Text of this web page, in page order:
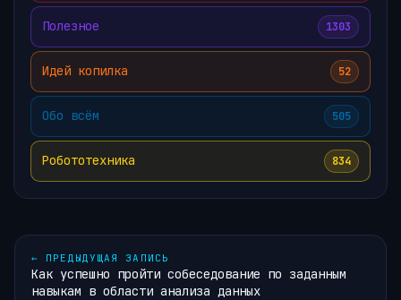
Полезное 1303
Идей копилка 52
Обо всём 505
Робототехника 834
← ПРЕДЫДУЩАЯ ЗАПИСЬ
Как успешно пройти собеседование по заданным
навыкам в области анализа данных